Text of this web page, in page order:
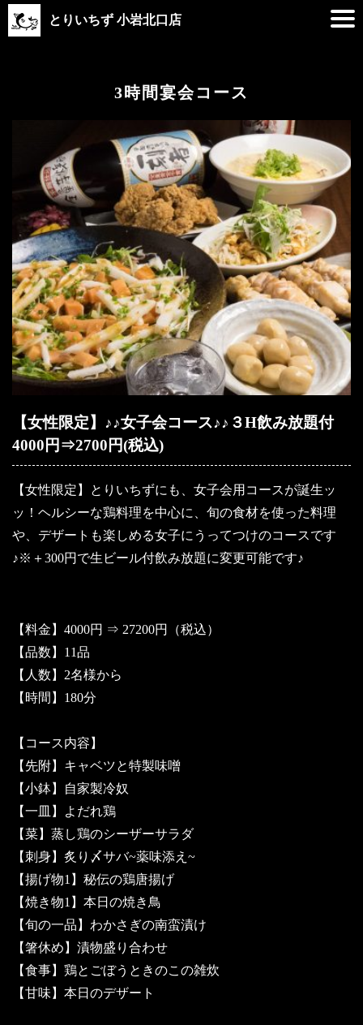
とりいちず 小岩北口店
3時間宴会コース
【女性限定】♪♪女子会コース♪♪３H飲み放題付
4000円⇒2700円(税込)
【女性限定】とりいちずにも、女子会用コースが誕生ッ
ッ！ヘルシーな鶏料理を中心に、旬の食材を使った料理
や、デザートも楽しめる女子にうってつけのコースです
♪※＋300円で生ビール付飲み放題に変更可能です♪
【料金】4000円 ⇒ 27200円（税込）
【品数】11品
【人数】2名様から
【時間】180分
【コース内容】
【先附】キャベツと特製味噌
【小鉢】自家製冷奴
【一皿】よだれ鶏
【菜】蒸し鶏のシーザーサラダ
【刺身】炙り〆サバ~薬味添え~
【揚げ物1】秘伝の鶏唐揚げ
【焼き物1】本日の焼き鳥
【旬の一品】わかさぎの南蛮漬け
【箸休め】漬物盛り合わせ
【食事】鶏とごぼうときのこの雑炊
【甘味】本日のデザート